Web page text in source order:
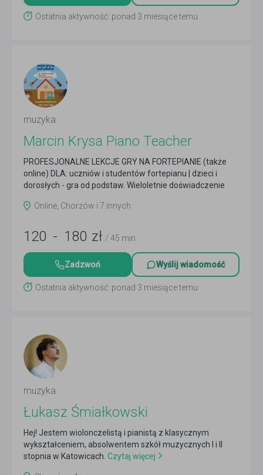
Ostatnia aktywność: ponad 3 miesiące temu
muzyka
Marcin Krysa Piano Teacher
PROFESJONALNE LEKCJE GRY NA FORTEPIANIE (także
online) DLA: uczniów i studentów fortepianu | dzieci i
dorosłych - gra od podstaw. Wieloletnie doświadczenie
Online, Chorzów i 7 innych
120 - 180 zł / 45 min
Zadzwoń Wyślij wiadomość
Ostatnia aktywność: ponad 3 miesiące temu
muzyka
Łukasz Śmiałkowski
Hej! Jestem wiolonczelistą i pianistą z klasycznym
wykształceniem, absolwentem szkół muzycznych I i II
stopnia w Katowicach. Czytaj więcej